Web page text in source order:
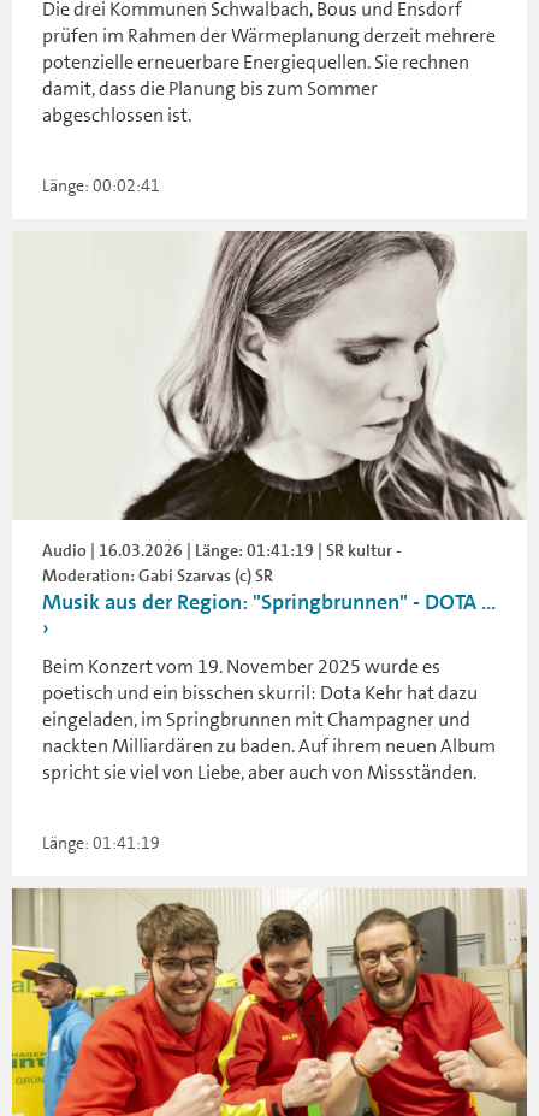
Die drei Kommunen Schwalbach, Bous und Ensdorf
prüfen im Rahmen der Wärmeplanung derzeit mehrere
potenzielle erneuerbare Energiequellen. Sie rechnen
damit, dass die Planung bis zum Sommer
abgeschlossen ist.
Länge: 00:02:41
Audio | 16.03.2026 | Länge: 01:41:19 | SR kultur -
Moderation: Gabi Szarvas (c) SR
Musik aus der Region: "Springbrunnen" - DOTA ...
Beim Konzert vom 19. November 2025 wurde es
poetisch und ein bisschen skurril: Dota Kehr hat dazu
eingeladen, im Springbrunnen mit Champagner und
nackten Milliardären zu baden. Auf ihrem neuen Album
spricht sie viel von Liebe, aber auch von Missständen.
Länge: 01:41:19